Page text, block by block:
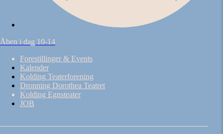
Åben i dag 10-14
Forestillinger & Events
Kalender
Kolding Teaterforening
Dronning Dorothea Teatret
Kolding Egnsteater
JOB